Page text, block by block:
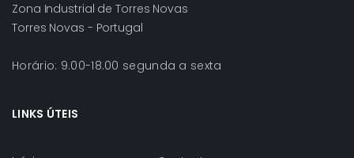
Zona Industrial de Torres Novas
Torres Novas - Portugal
Horário: 9.00-18.00 segunda a sexta
LINKS ÚTEIS